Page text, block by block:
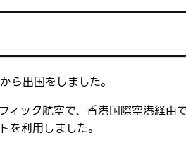
ら出国をしました。
ィック航空で、香港国際空港経由
を利用しました。